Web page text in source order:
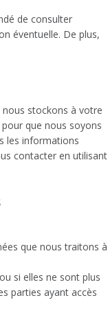
de consulter
éventuelle. De plus,
nous stockons à votre
que nous soyons
les informations
contacter en utilisant
que nous traitons à
si elles ne sont plus
parties ayant accès